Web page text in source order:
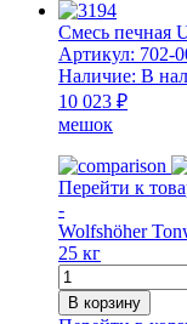
Смесь печная
Артикул: 702-
Наличие: В
10 023 ₽
мешок
Перейти к
-
Wolfshöher
25 кг
Количество
товара
Смесь
В корзину